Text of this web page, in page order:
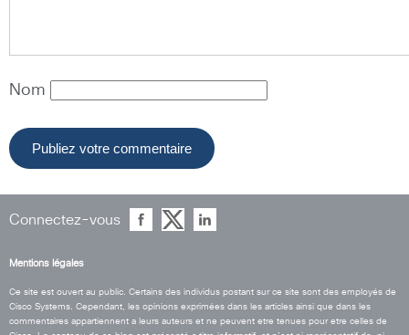
Nom
Connectez-vous
Mentions légales
Ce site est ouvert au public. Certains des individus postant sur ce site sont des employés de
Cisco Systems. Cependant, les opinions exprimées dans les articles ainsi que dans les
commentaires appartiennent a leurs auteurs et ne peuvent etre tenues pour etre celles de